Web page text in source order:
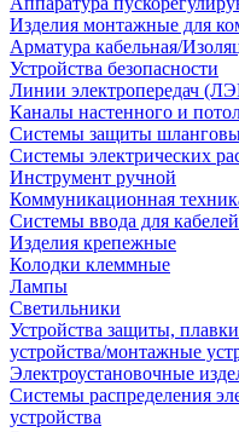
Изделия монтажные для
Арматура кабельная/
Устройства безопасности
Линии электропередач
Каналы настенного и
Системы защиты
Системы электрических
Инструмент ручной
Коммуникационная
Системы ввода для
Изделия крепежные
Колодки клеммные
Лампы
Светильники
Устройства защиты,
устройства/монтажные
Электроустановочные
Системы распределения
устройства